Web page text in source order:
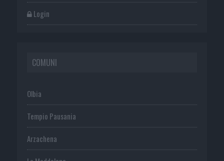
Login
COMUNI
Olbia
Tempio Pausania
Arzachena